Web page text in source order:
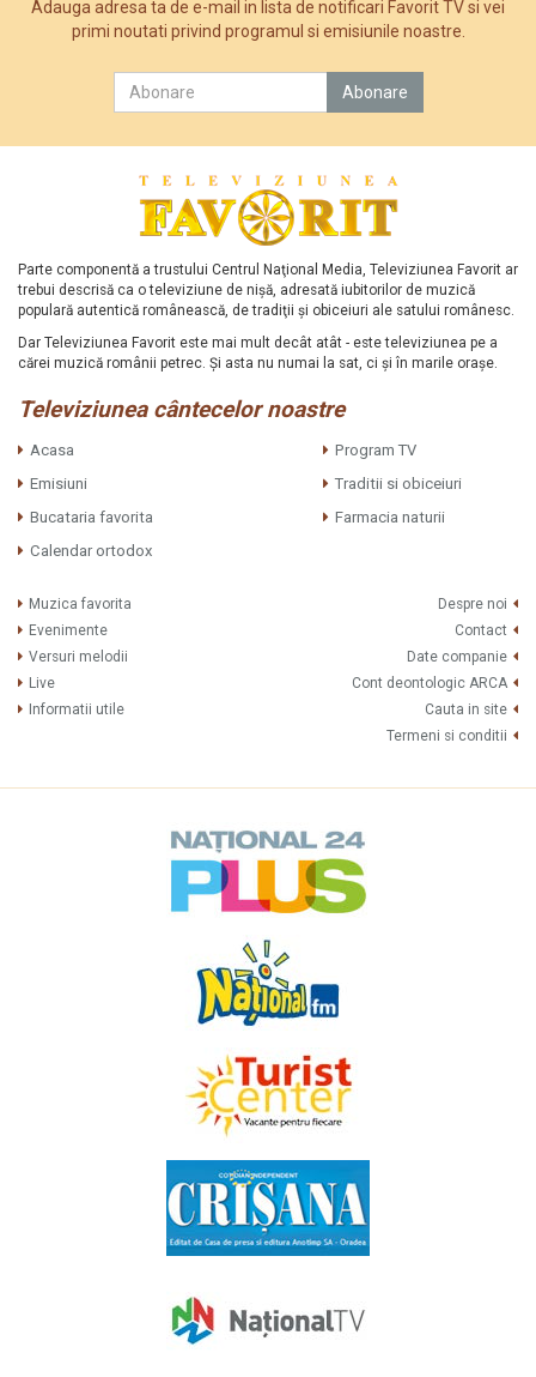
Adauga adresa ta de e-mail in lista de notificari Favorit TV si vei
primi noutati privind programul si emisiunile noastre.
Parte componentă a trustului Centrul Naţional Media, Televiziunea Favorit ar
trebui descrisă ca o televiziune de nişă, adresată iubitorilor de muzică
populară autentică românească, de tradiţii şi obiceiuri ale satului românesc.
Dar Televiziunea Favorit este mai mult decât atât - este televiziunea pe a
cărei muzică românii petrec. Şi asta nu numai la sat, ci şi în marile oraşe.
Televiziunea cântecelor noastre
Acasa
Program TV
Emisiuni
Traditii si obiceiuri
Bucataria favorita
Farmacia naturii
Calendar ortodox
Muzica favorita
Evenimente
Versuri melodii
Live
Informatii utile
Despre noi
Contact
Date companie
Cont deontologic ARCA
Cauta in site
Termeni si conditii